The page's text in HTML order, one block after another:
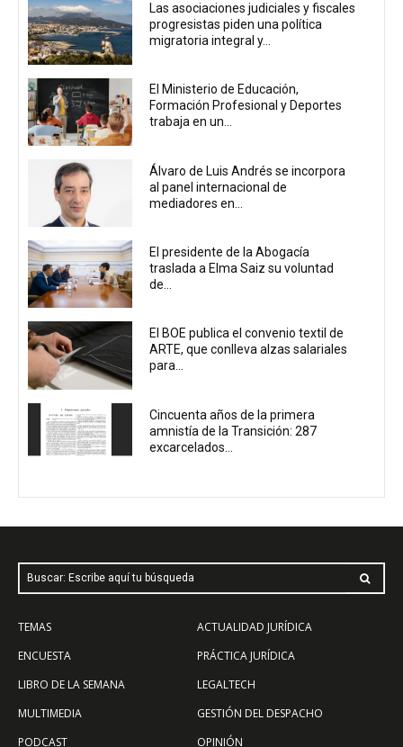
Las asociaciones judiciales y fiscales
progresistas piden una política
migratoria integral y...
El Ministerio de Educación,
Formación Profesional y Deportes
trabaja en un...
Álvaro de Luis Andrés se incorpora
al panel internacional de
mediadores en...
El presidente de la Abogacía
traslada a Elma Saiz su voluntad
de...
El BOE publica el convenio textil de
ARTE, que conlleva alzas salariales
para...
Cincuenta años de la primera
amnistía de la Transición: 287
excarcelados...
Buscar: Escribe aquí tu búsqueda
TEMAS
ENCUESTA
LIBRO DE LA SEMANA
MULTIMEDIA
PODCAST
ACTUALIDAD JURÍDICA
PRÁCTICA JURÍDICA
LEGALTECH
GESTIÓN DEL DESPACHO
OPINIÓN